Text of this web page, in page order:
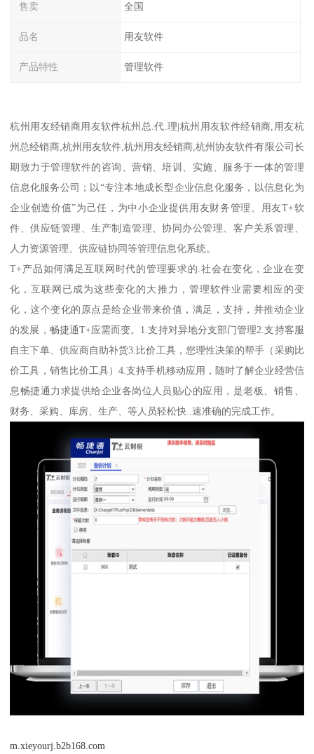
售卖 全国
品名 用友软件
产品特性 管理软件
杭州用友经销商用友软件杭州总.代.理|杭州用友软件经销商,用友杭
州总经销商,杭州用友软件,杭州用友经销商,杭州协友软件有限公司长
期致力于管理软件的咨询、营销、培训、实施、服务于一体的管理
信息化服务公司；以“专注本地成长型企业信息化服务，以信息化为
企业创造价值”为己任，为中小企业提供用友财务管理、用友T+软
件、供应链管理、生产制造管理、协同办公管理、客户关系管理、
人力资源管理、供应链协同等管理信息化系统。
T+产品如何满足互联网时代的管理要求的.社会在变化，企业在变
化，互联网已成为这些变化的大推力，管理软件业需要相应的变
化，这个变化的原点是给企业带来价值，满足，支持，并推动企业
的发展，畅捷通T+应需而变。1.支持对异地分支部门管理2.支持客服
自主下单、供应商自助补货3.比价工具，您理性决策的帮手（采购比
价工具，销售比价工具）4.支持手机移动应用，随时了解企业经营信
息畅捷通力求提供给企业各岗位人员贴心的应用，是老板、销售、
财务、采购、库房、生产、等人员轻松快..速准确的完成工作。
m.xieyourj.b2b168.com